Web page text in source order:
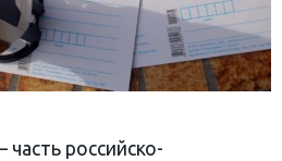
российско-